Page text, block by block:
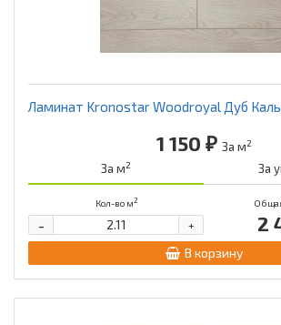
Schatten Flooring
Tarkett
Unilin
Ламинат Kronostar Woodroyal Дуб
1 150 ₽ За м2
За м2 За
Кол-во м2
2
+
-
В корзину